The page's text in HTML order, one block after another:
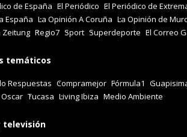
de España El Periódico El Periódico de
España La Opinión A Coruña La Opinión de
Zeitung Regio7 Sport Superdeporte El Correo
temáticos
Respuestas Compramejor Fórmula1
Tucasa Living Ibiza Medio Ambiente
televisión